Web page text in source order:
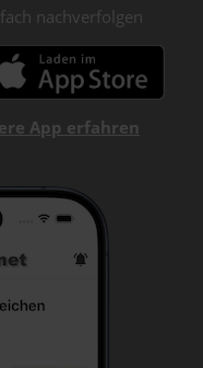
nachverfolgen
App erfahren